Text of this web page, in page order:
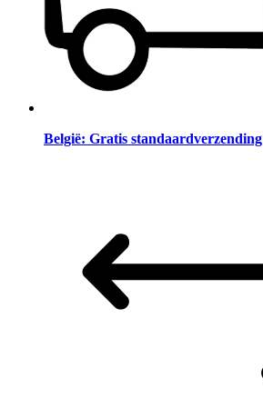
België: Gratis standaardverzending